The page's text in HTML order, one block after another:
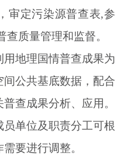
审定污染源普查表,参
质量管理和监督。
地理国情普查成果为
公共基底数据，配合
查成果分析、应用。
单位及职责分工可根
要进行调整。